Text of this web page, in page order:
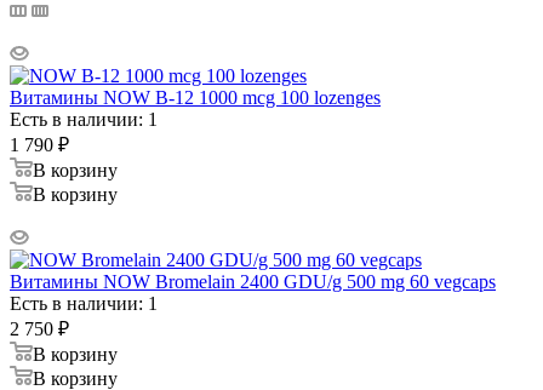
Витамины NOW B-12 1000 mcg 100 lozenges
Есть в наличии: 1
1 790 ₽
В корзину
В корзину
Витамины NOW Bromelain 2400 GDU/g 500 mg 60 vegcaps
Есть в наличии: 1
2 750 ₽
В корзину
В корзину